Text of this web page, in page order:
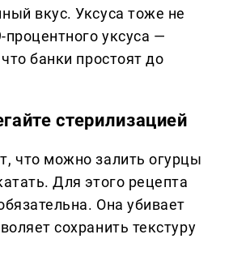
вкус. Уксуса тоже не
процентного уксуса —
банки простоят до
стерилизацией
что можно залить огурцы
Для этого рецепта
Она убивает
сохранить текстуру